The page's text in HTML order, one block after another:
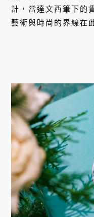
計，當達文西筆下的
藝術與時尚的界線在